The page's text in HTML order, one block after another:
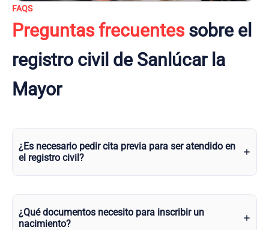
FAQS
Preguntas frecuentessobre el
registro civil de Sanlúcar la
Mayor
¿Es necesario pedir cita previa para ser atendido en
el registro civil?
¿Qué documentos necesito para inscribir un
nacimiento?